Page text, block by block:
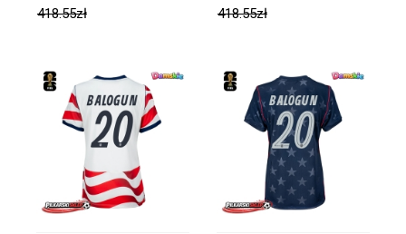
418.55zł 418.55zł